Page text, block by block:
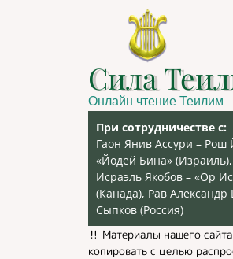
Сила
Онлайн чтение Теилим
При сотрудничестве с:
Гаон Янив Ассури –
«Йодей Бина»
Исраэль Якобов – «Ор
(Канада), Рав Александр
Сыпков (Россия)
‼️ Материалы нашего
копировать с целью